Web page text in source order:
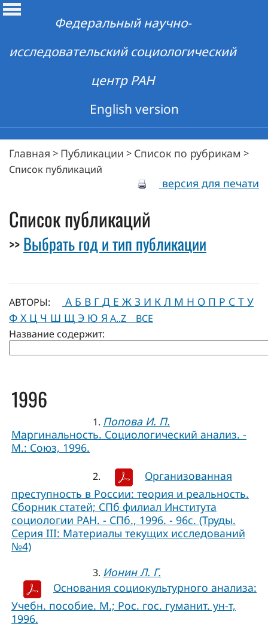
Федеральный научно-
исследовательский социологический
центр РАН
English version
Главная > Публикации > Список по рубрикам >
Список публикаций
версия для печати
Список публикаций
>>Выбрать год и тип публикации
АВТОРЫ: А Б В Г Д Е Ж З И К Л М Н О П Р С Т У
Ф Х Ц Ч Ш Щ Э Ю Я A..Z ВСЕ
Название содержит:
1996
1. Попова И. П.
Маргинальность. Социологический анализ. -
М.: Союз, 1996.
2.
Организованная
преступность в России: теория и реальность.
Сборник статей; СПб филиал Института
социологии РАН. - СПб., 1996. - 96с. (Труды.
Серия III: Материалы текущих исследований
№4)
3. Ионин Л. Г.
Основания социокультурного анализа:
Учебн. пособие. М.; Рос. гос. гуманит. ун-т,
1996.